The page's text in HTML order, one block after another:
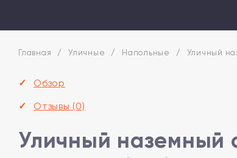
Главная / Уличные / Напольные / Уличный
Обзор
Отзывы (0)
Уличный наземный